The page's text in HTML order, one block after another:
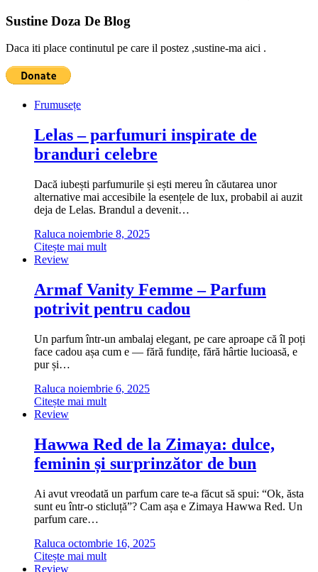
Sustine Doza De Blog
Daca iti place continutul pe care il postez ,sustine-ma aici .
Frumusețe
Lelas – parfumuri inspirate de
branduri celebre
Dacă iubești parfumurile și ești mereu în căutarea unor
alternative mai accesibile la esențele de lux, probabil ai auzit
deja de Lelas. Brandul a devenit…
Raluca noiembrie 8, 2025
Citește mai mult
Review
Armaf Vanity Femme – Parfum
potrivit pentru cadou
Un parfum într-un ambalaj elegant, pe care aproape că îl poți
face cadou așa cum e — fără fundițe, fără hârtie lucioasă, e
pur și…
Raluca noiembrie 6, 2025
Citește mai mult
Review
Hawwa Red de la Zimaya: dulce,
feminin și surprinzător de bun
Ai avut vreodată un parfum care te-a făcut să spui: “Ok, ăsta
sunt eu într-o sticluță”? Cam așa e Zimaya Hawwa Red. Un
parfum care…
Raluca octombrie 16, 2025
Citește mai mult
Review